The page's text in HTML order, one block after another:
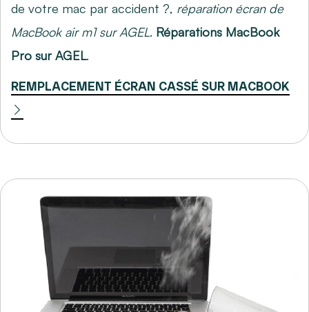
de votre mac par accident ?, réparation écran de
MacBook air m1 sur AGEL. Réparations MacBook
Pro sur AGEL.
REMPLACEMENT ÉCRAN CASSÉ SUR MACBOOK